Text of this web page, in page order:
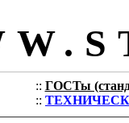
:: ГОСТы
::